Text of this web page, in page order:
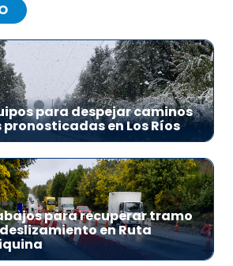
para despejar caminos
en Los Ríos
para recuperar tramo
en Ruta